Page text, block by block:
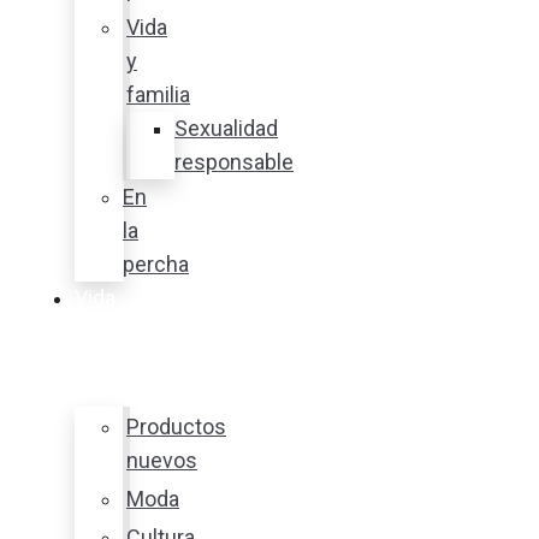
Vida
y
familia
Sexualidad
responsable
En
la
percha
Productos
nuevos
Moda